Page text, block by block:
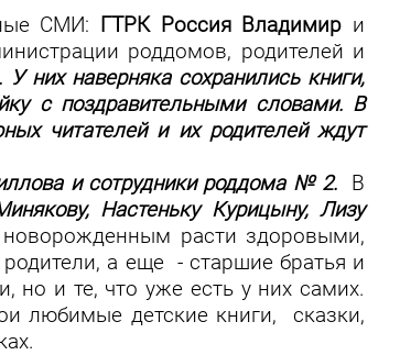
СМИ: ГТРК Россия Владимир и
роддомов, родителей и
них наверняка сохранились книги,
с поздравительными словами. В
читателей и их родителей ждут
и сотрудники роддома № 2.
В
Настеньку Курицыну, Лизу
расти здоровыми,
а еще - старшие братья и
но и те, что уже есть у них самих.
любимые детские книги, сказки,